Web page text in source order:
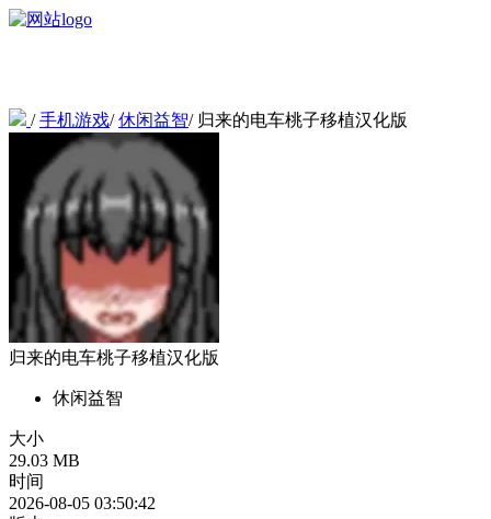
/手机游戏/休闲益智/ 归来的电车桃子移植汉化版
归来的电车桃子移植汉化版
休闲益智
大小
29.03 MB
时间
2026-08-05 03:50:42